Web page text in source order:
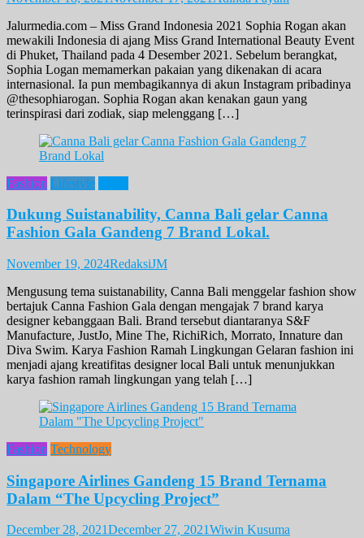
Jalurmedia.com – Miss Grand Indonesia 2021 Sophia Rogan akan
mewakili Indonesia di ajang Miss Grand International Beauty Event
di Phuket, Thailand pada 4 Desember 2021. Sebelum berangkat,
Sophia Logan memamerkan pakaian yang dikenakan di acara
internasional. Ia pun membagikannya di akun Instagram pribadinya
@thesophiarogan. Sophia Rogan akan kenakan gaun yang
terinspirasi dari zodiak, siap melenggang […]
Fashion Lifestyle
Dukung Suistanability, Canna Bali gelar Canna
Fashion Gala Gandeng 7 Brand Lokal.
November 19, 2024RedaksiJM
Mengusung tema suistanability, Canna Bali menggelar fashion show
bertajuk Canna Fashion Gala dengan mengajak 7 brand karya
designer kebanggaan Bali. Brand tersebut diantaranya S&F
Manufacture, JustJo, Mine The, RichiRich, Morrato, Innature dan
Diva Swim. Karya Fashion Ramah Lingkungan Gelaran fashion ini
menjadi ajang kreatifitas designer local Bali untuk menunjukkan
karya fashion ramah lingkungan yang telah […]
Fashion Technology
Singapore Airlines Gandeng 15 Brand Ternama
Dalam “The Upcycling Project”
December 28, 2021December 27, 2021Wiwin Kusuma